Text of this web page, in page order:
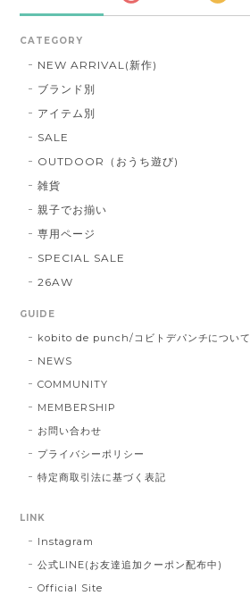
CATEGORY
NEW ARRIVAL(新作)
ブランド別
アイテム別
SALE
OUTDOOR（おうち遊び)
雑貨
親子でお揃い
専用ページ
SPECIAL SALE
26AW
GUIDE
kobito de punch/コビトデパンチについて
NEWS
COMMUNITY
MEMBERSHIP
お問い合わせ
プライバシーポリシー
特定商取引法に基づく表記
LINK
Instagram
公式LINE(お友達追加クーポン配布中)
Official Site